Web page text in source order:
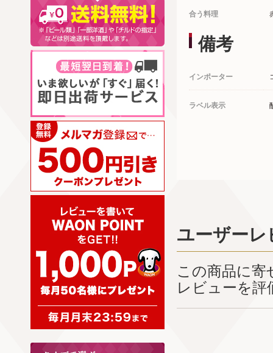
合う料理
備考
インポーター
ラベル表示
ユーザーレ
この商品に
レビューを評